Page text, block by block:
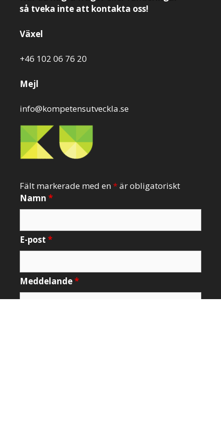
så tveka inte att kontakta oss!
Växel
+46 102 06 76 20
Mejl
info@kompetensutveckla.se
Fält markerade med en*är obligatoriskt
Namn *
E-post *
Meddelande*